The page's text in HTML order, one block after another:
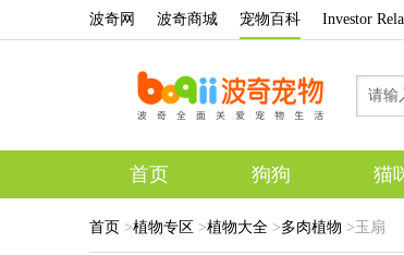
波奇网 波奇商城 宠物百科 Investor
首页 狗狗 猫
首页 >植物专区 >植物大全 >多肉植物 > 玉扇